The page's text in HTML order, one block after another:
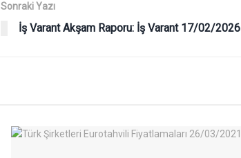
Sonraki Yazı
İş Varant Akşam Raporu: İş Varant 17/02/2026